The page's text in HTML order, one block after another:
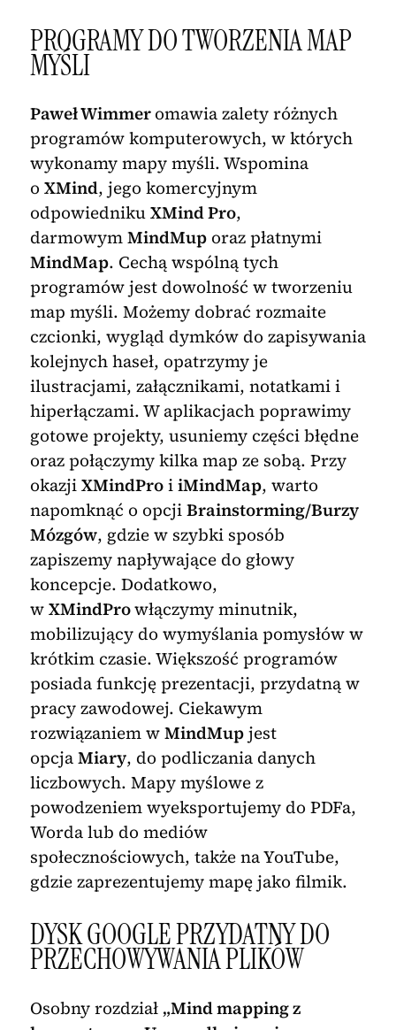
PROGRAMY DO TWORZENIA MAP
MYŚLI
Paweł Wimmeromawia zalety różnych
programów komputerowych, w których
wykonamy mapy myśli. Wspomina
o XMind, jego komercyjnym
odpowiednikuXMind Pro,
darmowymMindMuporaz płatnymi
MindMap. Cechą wspólną tych
programów jest dowolność w tworzeniu
map myśli. Możemy dobrać rozmaite
czcionki, wygląd dymków do zapisywania
kolejnych haseł, opatrzymy je
ilustracjami, załącznikami, notatkami i
hiperłączami. W aplikacjach poprawimy
gotowe projekty, usuniemy części błędne
oraz połączymy kilka map ze sobą. Przy
okazjiXMindProiiMindMap, warto
napomknąć o opcjiBrainstorming/Burzy
Mózgów, gdzie w szybki sposób
zapiszemy napływające do głowy
koncepcje. Dodatkowo,
wXMindProwłączymy minutnik,
mobilizujący do wymyślania pomysłów w
krótkim czasie. Większość programów
posiada funkcję prezentacji, przydatną w
pracy zawodowej. Ciekawym
rozwiązaniem wMindMupjest
opcjaMiary, do podliczania danych
liczbowych. Mapy myślowe z
powodzeniem wyeksportujemy do PDFa,
Worda lub do mediów
społecznościowych, także na YouTube,
gdzie zaprezentujemy mapę jako filmik.
DYSK GOOGLE PRZYDATNY DO
PRZECHOWYWANIA PLIKÓW
Osobny rozdział „Mind mapping z